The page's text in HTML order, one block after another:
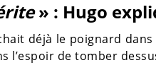
» : Hugo
déjà le poignard
l’espoir de tomber